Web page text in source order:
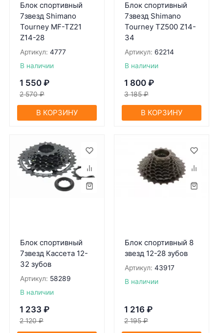
Блок спортивный
7звезд Shimano
Tourney MF-TZ21
Z14-28
Артикул: 4777
В наличии
1 550 ₽
2 570 ₽
В КОРЗИНУ
Блок спортивный
7звезд Shimano
Tourney TZ500 Z14-
34
Артикул: 62214
В наличии
1 800 ₽
3 185 ₽
В КОРЗИНУ
Блок спортивный
7звезд Кассета 12-
32 зубов
Артикул: 58289
В наличии
1 233 ₽
2 120 ₽
Блок спортивный 8
звезд 12-28 зубов
Артикул: 43917
В наличии
1 216 ₽
2 195 ₽